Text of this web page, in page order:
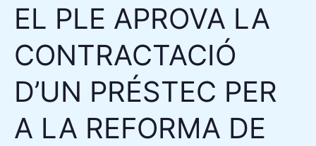
EL PLE APROVA LA
CONTRACTACIÓ
D’UN PRÉSTEC PER
A LA REFORMA DE
A
LA
REFORMA
DE
L’AJUNTAMENT